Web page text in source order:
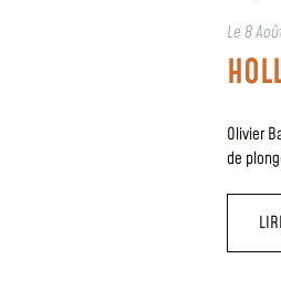
Le 8
Olivier
de